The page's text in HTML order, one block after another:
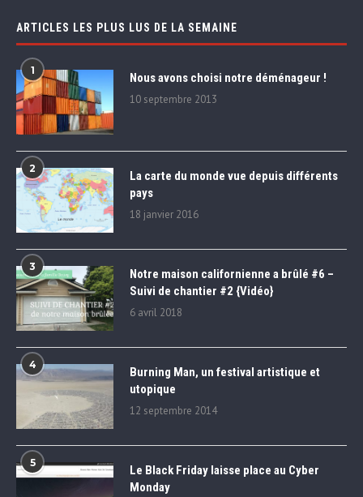
ARTICLES LES PLUS LUS DE LA SEMAINE
1 Nous avons choisi notre déménageur !
10 septembre 2013
2
La carte du monde vue depuis différents
pays
18 janvier 2016
3
Notre maison californienne a brûlé #6 –
Suivi de chantier #2 {Vidéo}
6 avril 2018
4
Burning Man, un festival artistique et
utopique
12 septembre 2014
5
Le Black Friday laisse place au Cyber
Monday